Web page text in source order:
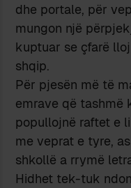
dhe portale, për
mungon një
kuptuar se çfarë
shqip.
Për pjesën më të
emrave që tashmë
popullojnë raftet e
me veprat e tyre,
shkollë a rrymë
Hidhet tek-tuk